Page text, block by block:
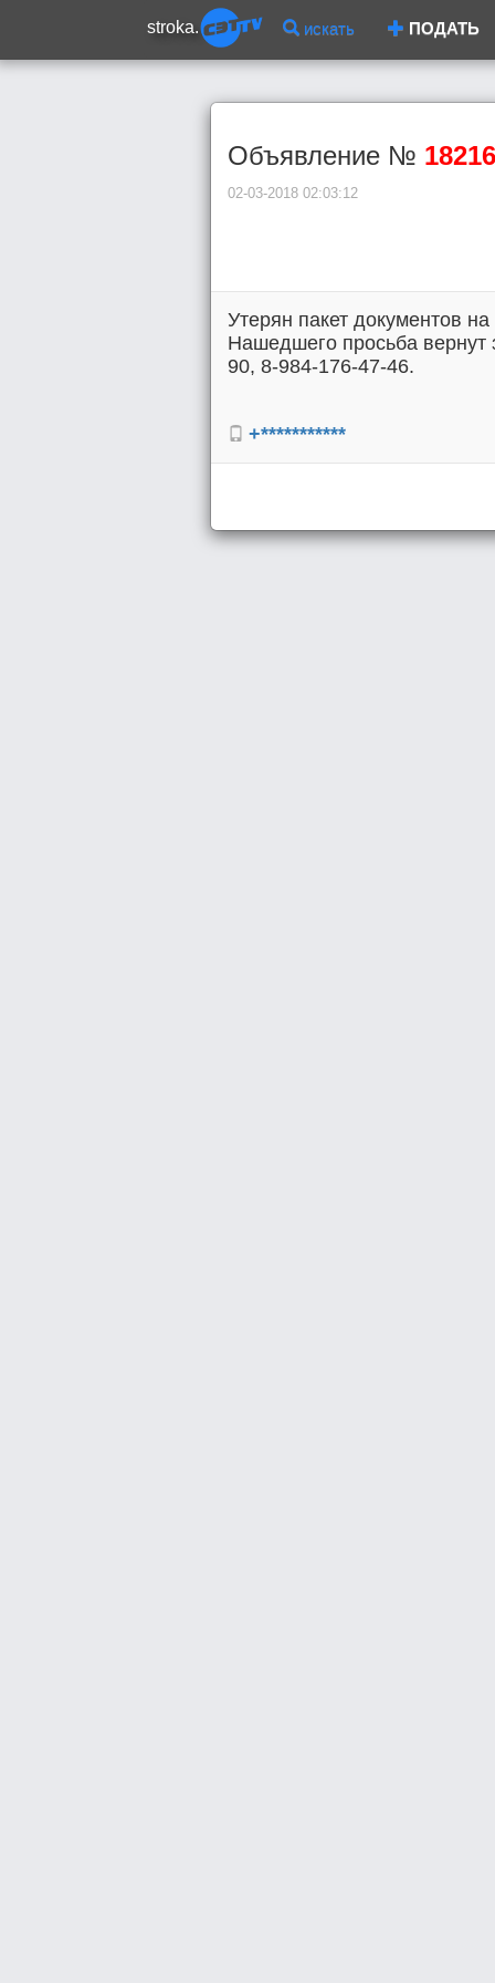
stroka. искать ПОДАТЬ
Объявление № 18216
02-03-2018 02:03:12
Утерян пакет документов
Нашедшего просьба вернут
90, 8-984-176-47-46.
+***********